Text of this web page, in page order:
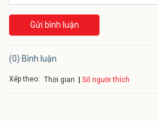
Gửi bình luận
(0) Bình luận
Xếp theo: Thời gian Số người thích